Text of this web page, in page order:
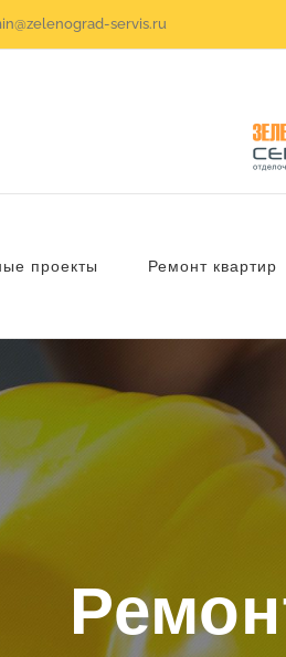
servis.ru
проекты Ремонт квартир